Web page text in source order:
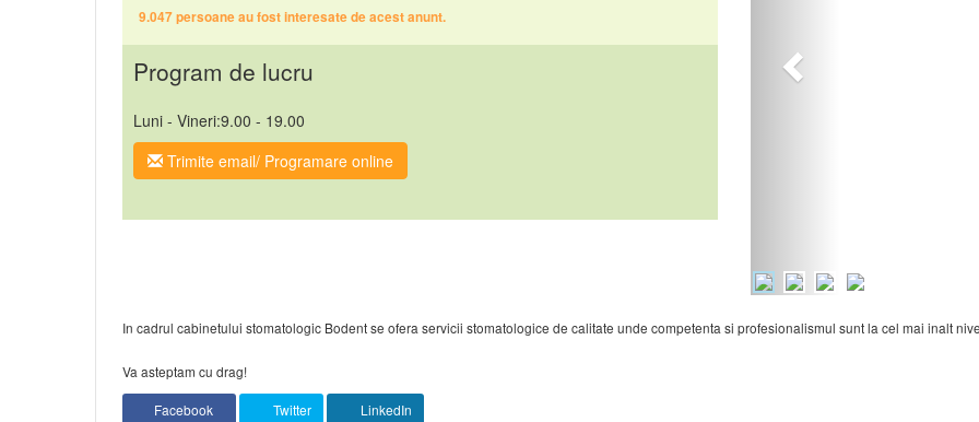
9.047 persoane au fost interesate de acest anunt.
Program de lucru
Luni - Vineri:9.00 - 19.00
Trimite email/ Programare online
In cadrul cabinetului stomatologic Bodent se ofera servicii stomatologice de calitate unde competenta si profesionalismul sunt la cel mai inalt
Va asteptam cu drag!
Facebook Twitter LinkedIn